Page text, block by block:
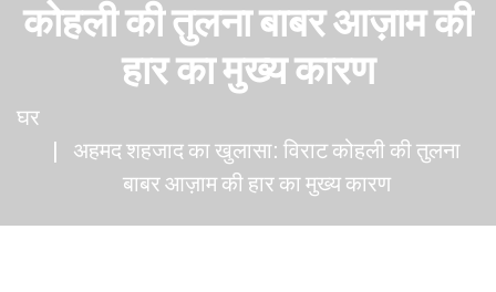
कोहली की तुलना बाबर आज़ाम की
हार का मुख्य कारण
घर
अहमद शहजाद का खुलासा: विराट कोहली की तुलना
बाबर आज़ाम की हार का मुख्य कारण